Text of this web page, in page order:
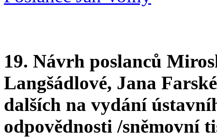
19. Návrh poslanců
Langšádlové, Jana
dalších na vydání
odpovědnosti /sněmovní